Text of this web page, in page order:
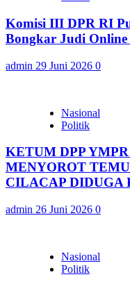
Komisi III DPR RI
Bongkar Judi Online
admin 29 Juni 2026 0
Nasional
Politik
KETUM DPP
MENYOROT
CILACAP DIDUGA
admin 26 Juni 2026 0
Nasional
Politik